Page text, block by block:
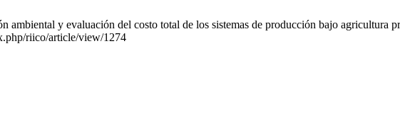
ambiental y evaluación del costo total de los sistemas de producción bajo
riico/article/view/1274